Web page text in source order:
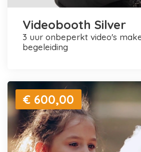
Videobooth Silver
3 uur onbeperkt video's maken + personele
begeleiding
€ 600,00